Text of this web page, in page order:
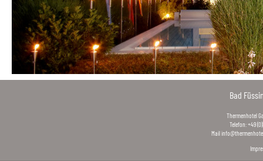
Bad
Thermenhotel
Telefon: +49
Mail